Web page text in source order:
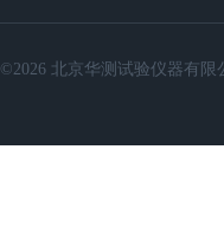
©2026 北京华测试验仪器有限